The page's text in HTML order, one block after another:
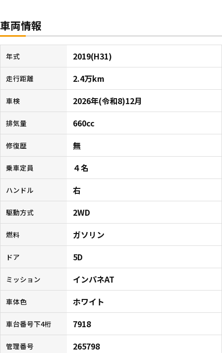
車両情報
年式 2019(H31)
走行距離 2.4万km
車検 2026年(令和8)12月
排気量 660cc
修復歴 無
乗車定員 ４名
ハンドル 右
駆動方式 2WD
燃料 ガソリン
ドア 5D
ミッション インパネAT
車体色 ホワイト
車台番号下4桁 7918
管理番号 265798